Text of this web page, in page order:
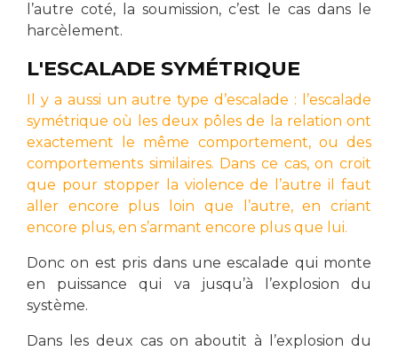
l’autre coté, la soumission, c’est le cas dans le
harcèlement.
L'ESCALADE SYMÉTRIQUE
Il y a aussi un autre type d’escalade : l’escalade
symétrique où les deux pôles de la relation ont
exactement le même comportement, ou des
comportements similaires. Dans ce cas, on croit
que pour stopper la violence de l’autre il faut
aller encore plus loin que l’autre, en criant
encore plus, en s’armant encore plus que lui.
Donc on est pris dans une escalade qui monte
en puissance qui va jusqu’à l’explosion du
système.
Dans les deux cas on aboutit à l’explosion du